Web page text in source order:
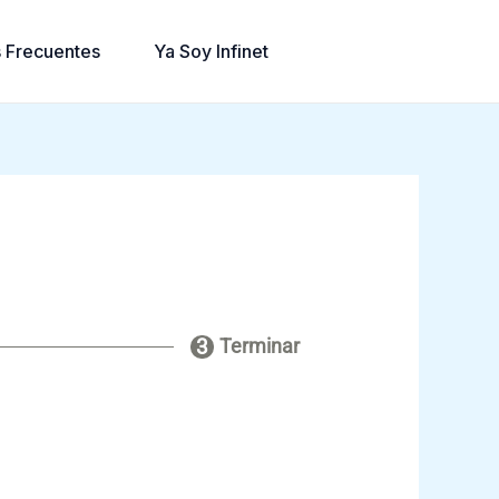
Frecuentes Ya Soy Infinet
Terminar